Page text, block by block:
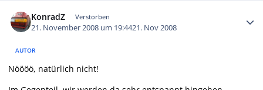
KonradZ Verstorben
21. November 2008 um 19:4421. Nov 2008
AUTOR
Nöööö, natürlich nicht!